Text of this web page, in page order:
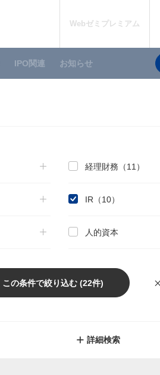
Webゼミプレミアム
IPO関連 お知らせ
経理財務（11）
IR（10）
人的資本
この条件で絞り込む (22件)
詳細検索